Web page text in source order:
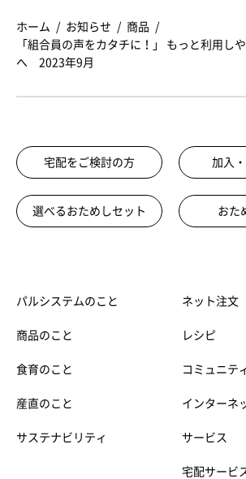
ホーム お知らせ
商品
「組合員の声をカタチに！」 もっと利用し
へ 2023年9月
宅配をご検討の方 加入
選べるおためしセット おた
パルシステムのこと
商品のこと
食育のこと
産直のこと
サステナビリティ
ネット注文
レシピ
コミュニテ
インターネ
サービス
宅配サービ